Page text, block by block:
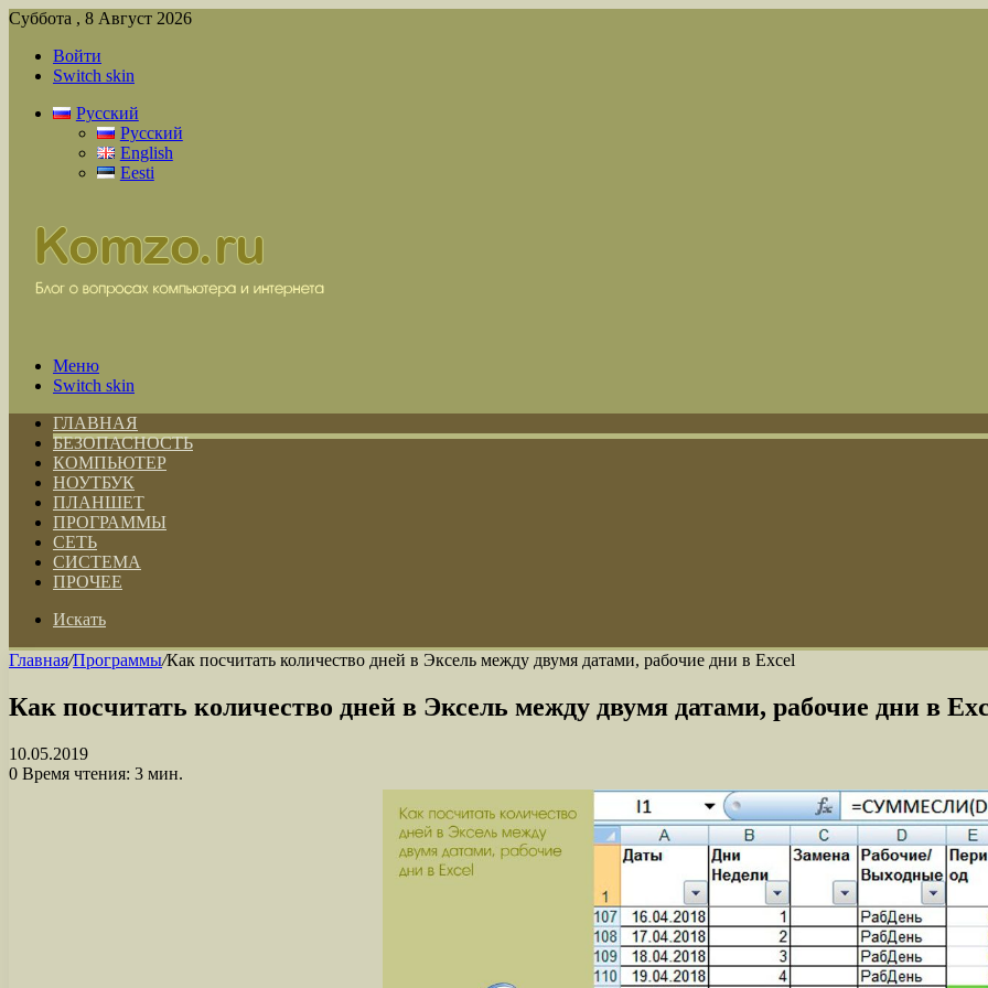
Суббота , 8 Август 2026
Войти
Switch skin
Русский
Русский
English
Eesti
Меню
Switch skin
ГЛАВНАЯ
БЕЗОПАСНОСТЬ
КОМПЬЮТЕР
НОУТБУК
ПЛАНШЕТ
ПРОГРАММЫ
СЕТЬ
СИСТЕМА
ПРОЧЕЕ
Искать
Главная/Программы/Как посчитать количество дней в Эксель между двумя датами, рабочие дни в Excel
Как посчитать количество дней в Эксель между двумя датами, рабочие дни в
10.05.2019
0 Время чтения: 3 мин.